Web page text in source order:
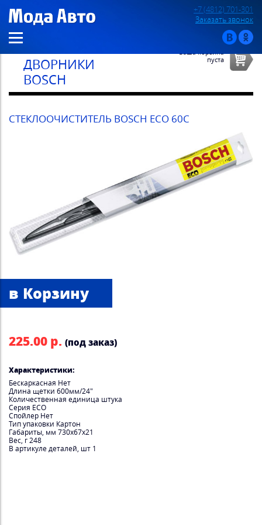
+7 (4812) 701-301
Заказать звонок
ДВОРНИКИ
BOSCH
Ваша корзина
пуста
СТЕКЛООЧИСТИТЕЛЬ BOSCH ECO 60C
225.00 р. (под заказ)
Характеристики:
Бескаркасная Нет
Длина щетки 600мм/24"
Количественная единица штука
Серия ECO
Спойлер Нет
Тип упаковки Картон
Габариты, мм 730x67x21
Вес, г 248
В артикуле деталей, шт 1